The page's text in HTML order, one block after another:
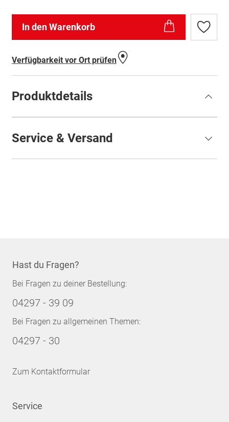
In den Warenkorb
Zur
Verfügbarkeit vor Ort prüfen
Produktdetails
Service & Versand
Hast du Fragen?
Bei Fragen zu deiner Bestellung:
04297 - 39 09
Bei Fragen zu allgemeinen Themen:
04297 - 30
Zum Kontaktformular
Service